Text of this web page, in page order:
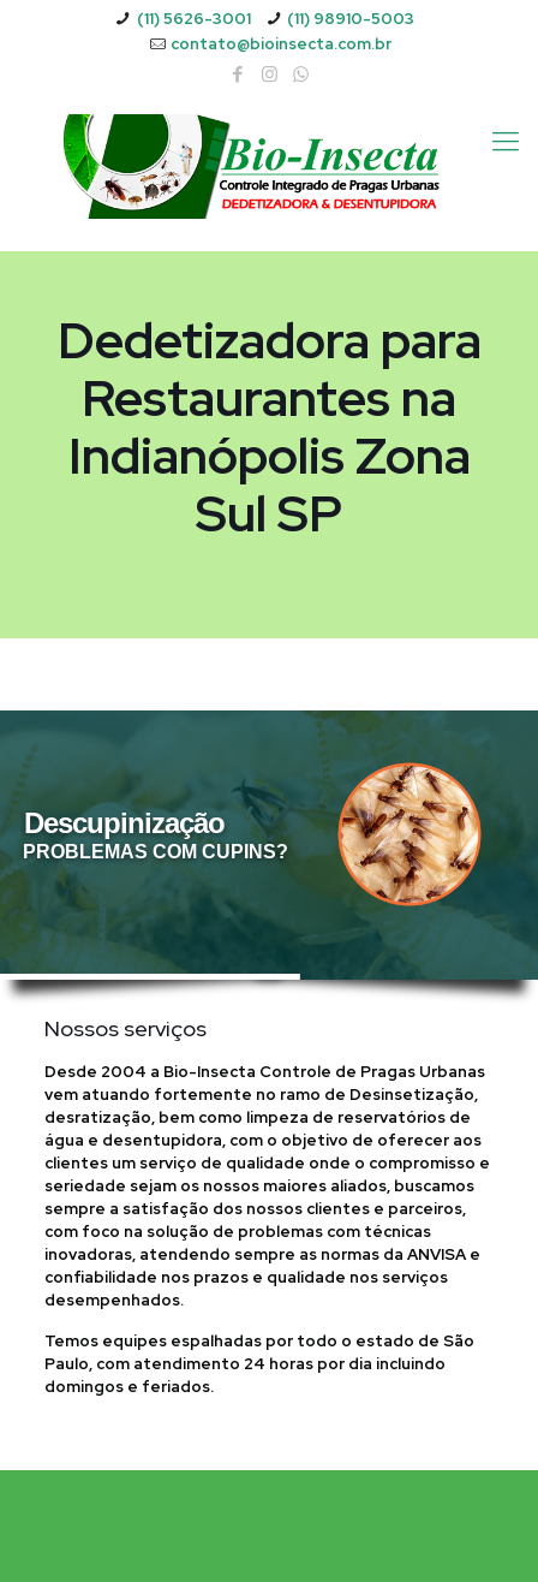
(11) 5626-3001
(11) 98910-5003
contato@bioinsecta.com.br
Dedetizadora para
Restaurantes na
Indianópolis Zona
Sul SP
Descupinização
PROBLEMAS COM CUPINS?
Nossos serviços
Desde 2004 a Bio-Insecta Controle de Pragas Urbanas
vem atuando fortemente no ramo de Desinsetização,
desratização, bem como limpeza de reservatórios de
água e desentupidora, com o objetivo de oferecer aos
clientes um serviço de qualidade onde o compromisso e
seriedade sejam os nossos maiores aliados, buscamos
sempre a satisfação dos nossos clientes e parceiros,
com foco na solução de problemas com técnicas
inovadoras, atendendo sempre as normas da ANVISA e
confiabilidade nos prazos e qualidade nos serviços
desempenhados.
Temos equipes espalhadas por todo o estado de São
Paulo, com atendimento 24 horas por dia incluindo
domingos e feriados.